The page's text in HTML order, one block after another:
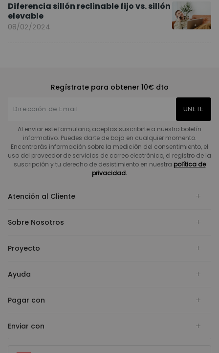
Diferencia sillón reclinable fijo vs. sillón
elevable
08/02/2024
Regístrate para obtener 10€ dto
UNETE
Al enviar este formulario, aceptas suscribirte a nuestro boletín
informativo. Puedes darte de baja en cualquier momento.
Encontrarás información sobre la medición del consentimiento, el
uso del proveedor de servicios de correo electrónico, el registro de la
suscripción y tu derecho de desistimiento en nuestra política de
privacidad.
Atención al Cliente
Sobre Nosotros
Proyecto
Ayuda
Pagar con
Enviar con